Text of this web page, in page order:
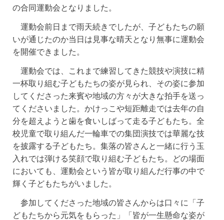
の合同運動会となりました。
運動会前日まで雨天続きでしたが、子どもたちの願
いが通じたのか当日は見事な晴天となり無事に運動会
を開催できました。
運動会では、これまで練習してきた競技や演技に精
一杯取り組む子どもたちの姿が見られ、その姿に参加
してくださった来賓や地域の方々が大きな拍手を送っ
てくださいました。かけっこや短距離走では去年の自
分を超えようと歯を食いしばって走る子どもたち。全
校児童で取り組んだ一輪車での集団演技では華麗な技
を披露する子どもたち。集落の皆さんと一緒に行う玉
入れでは弾ける笑顔で取り組む子どもたち。どの場面
においても、運動会という皆が取り組んだ行事の中で
輝く子どもたちがいました。
参加してくださった地域の皆さんからは口々に「子
どもたちから元気をもらった」「皆が一生懸命な姿が